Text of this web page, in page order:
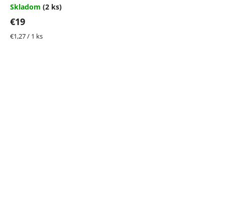
Skladom (2 ks)
€19
Jednotková
€1,27 / 1 ks